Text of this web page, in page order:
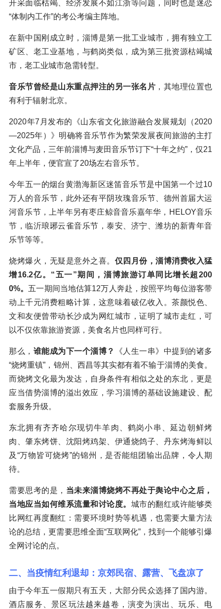
开采面临枯竭、经济发展不如江浙等问题，同时也是迷恋
“体制内工作”的考公考编主阵地。
在新中国刚成立时，淄博是第一批工业城市，拥有独立工
矿区、老工业基地，与鹤岗类似，成为第三批资源枯竭城
市，老工业城市急需转型。
音乐节曾经是山东重点押注的另一张名片 ，其地理位置也
有利于辐射北京。
2020年7月发布的《山东省文化旅游融合发展规划（2020
—2025年）》明确将音乐节作为繁荣发展夜间旅游的主打
文化产品，三年前淄博与麦田音乐节订下“十年之约”，仅21
年上半年，便官宣了20场左右音乐节。
今年五一的烟台黄渤海新区迷笛音乐节是中国第一个过10
万人的音乐节，此外还有平阴玫瑰音乐节、德州首届大运
河音乐节，上半年另有枣庄鲸音音乐嘉年华，HELOY音乐
节，临沂琅琊云雀音乐节，泰安、济宁、潍坊的新青年音
乐节等等。
烧烤爆火，无疑是意外之喜。 仅四月份，淄博消费收入猛
增16.2亿。“五一”期间，淄博旅游订单同比增长超200
0%。 五一期间当地估算12万人奔赴，按照平均每位游客带
动上千元消费粗略计算，这意味着破亿收入。茶颜悦色、
文和友便曾带动长沙成为网红城市，证明了城市走红，可
以不仅依靠旅游资源，美食名片也同样可行。
那么， 谁能成为下一个淄博？
《人生一串》中提到的诸多
“烧烤重镇”，锦州、西昌等其实都有着不输于淄博的美食。
而烧烤文化最为发达，自身条件有相似之处的东北，更是
应当借势淄博的溢出效应，学习淄博的基础设施建设、配
套服务升级。
东北拥有齐齐哈尔现切牛羊肉、鹤岗小串、延边朝鲜烤
肉、肇东烤饼、沈阳烤鸡架、伊通烧鸽子、丹东烤海鲜以
及“万物皆可烧烤”的锦州，是否能组团输出品牌，令人期
待。
需要思考的是， 当未来淄博烧烤不再处于舆论中心之后，
当地应当如何维系流量和讨论度。 城市的翻红或许能够类
比网红再度翻红：需要环境时势等机遇，也需要大量方法
论的总结，更需要思维全面“互联网化”，找到一个能够引爆
全网讨论的点。
二、当疫情红利退却：京郊民宿、露营、飞盘凉了
由于今年五一假期只有五天，大部分民众选择了国内游。
酒店服务、景区玩法越来越卷，演变为演出、玩乐、电